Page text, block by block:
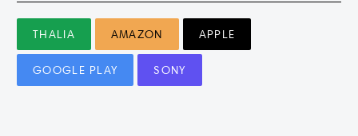
THALIA AMAZON APPLE
GOOGLE PLAY SONY